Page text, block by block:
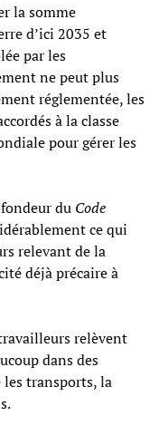
la somme
d’ici 2035 et
par les
ne peut plus
réglementée, les
à la classe
pour gérer les
du Code
ce qui
relevant de la
déjà précaire à
relèvent
dans des
les transports, la